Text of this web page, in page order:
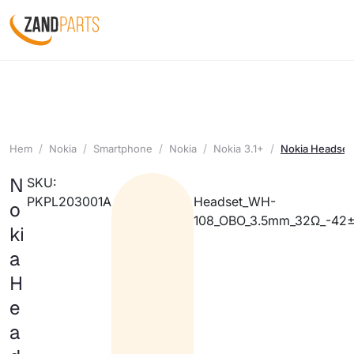
Hem Nokia Smartphone Nokia Nokia 3.1+ Nokia
N
o
ki
a
H
e
a
SKU:
PKPL203001A
Headset_WH-
108_OBO_3.5mm_32Ω_-